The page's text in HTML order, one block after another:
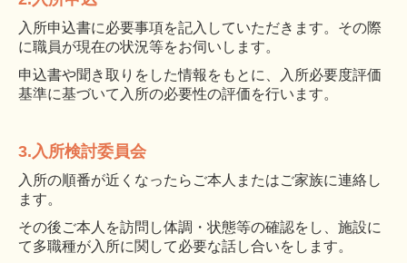
入所申込書に必要事項を記入していただきます。その際
に職員が現在の状況等をお伺いします。
申込書や聞き取りをした情報をもとに、入所必要度評価
基準に基づいて入所の必要性の評価を行います。
3. 入所検討委員会
入所の順番が近くなったらご本人またはご家族に連絡し
ます。
その後ご本人を訪問し体調・状態等の確認をし、施設に
て多職種が入所に関して必要な話し合いをします。